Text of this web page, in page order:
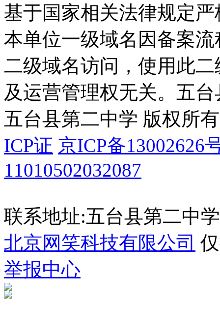
基于国家相关法律规定
本单位一级域名因备案
二级域名访问，使用此
及运营管理权无关。 五
五台县第二中学 版权所有
ICP证 京ICP备13002626
11010502032087
联系地址:五台县第二中
北京网笑科技有限公司
举报中心